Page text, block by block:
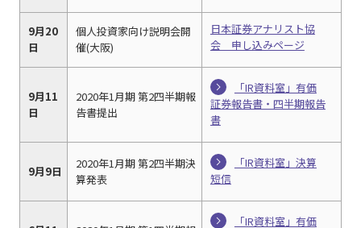
9月20
日
個人投資家向け説明会開
催(大阪)
日本証券アナリスト協
会 申し込みページ
9月11
日
2020年1月期 第2四半期報
告書提出
「IR資料室」有価
証券報告書・四半期報告
書
9月9日
2020年1月期 第2四半期決
算発表
「IR資料室」決算
短信
「IR資料室」有価